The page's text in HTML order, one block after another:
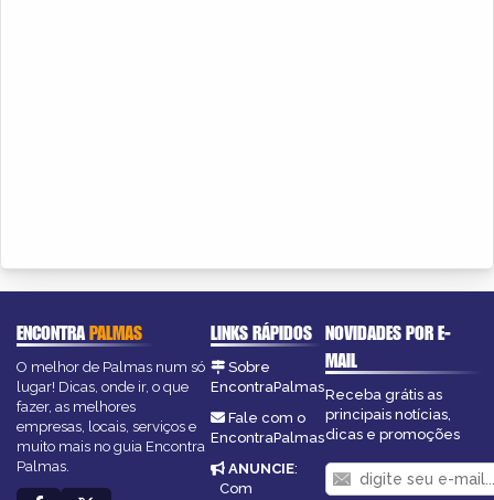
ENCONTRAPALMAS
O melhor de Palmas num só
lugar! Dicas, onde ir, o que
fazer, as melhores
empresas, locais, serviços e
muito mais no guia Encontra
Palmas.
LINKS RÁPIDOS
Sobre
EncontraPalmas
Fale com o
EncontraPalmas
ANUNCIE:
Com
NOVIDADES POR E-
MAIL
Receba grátis as
principais notícias,
dicas e promoções